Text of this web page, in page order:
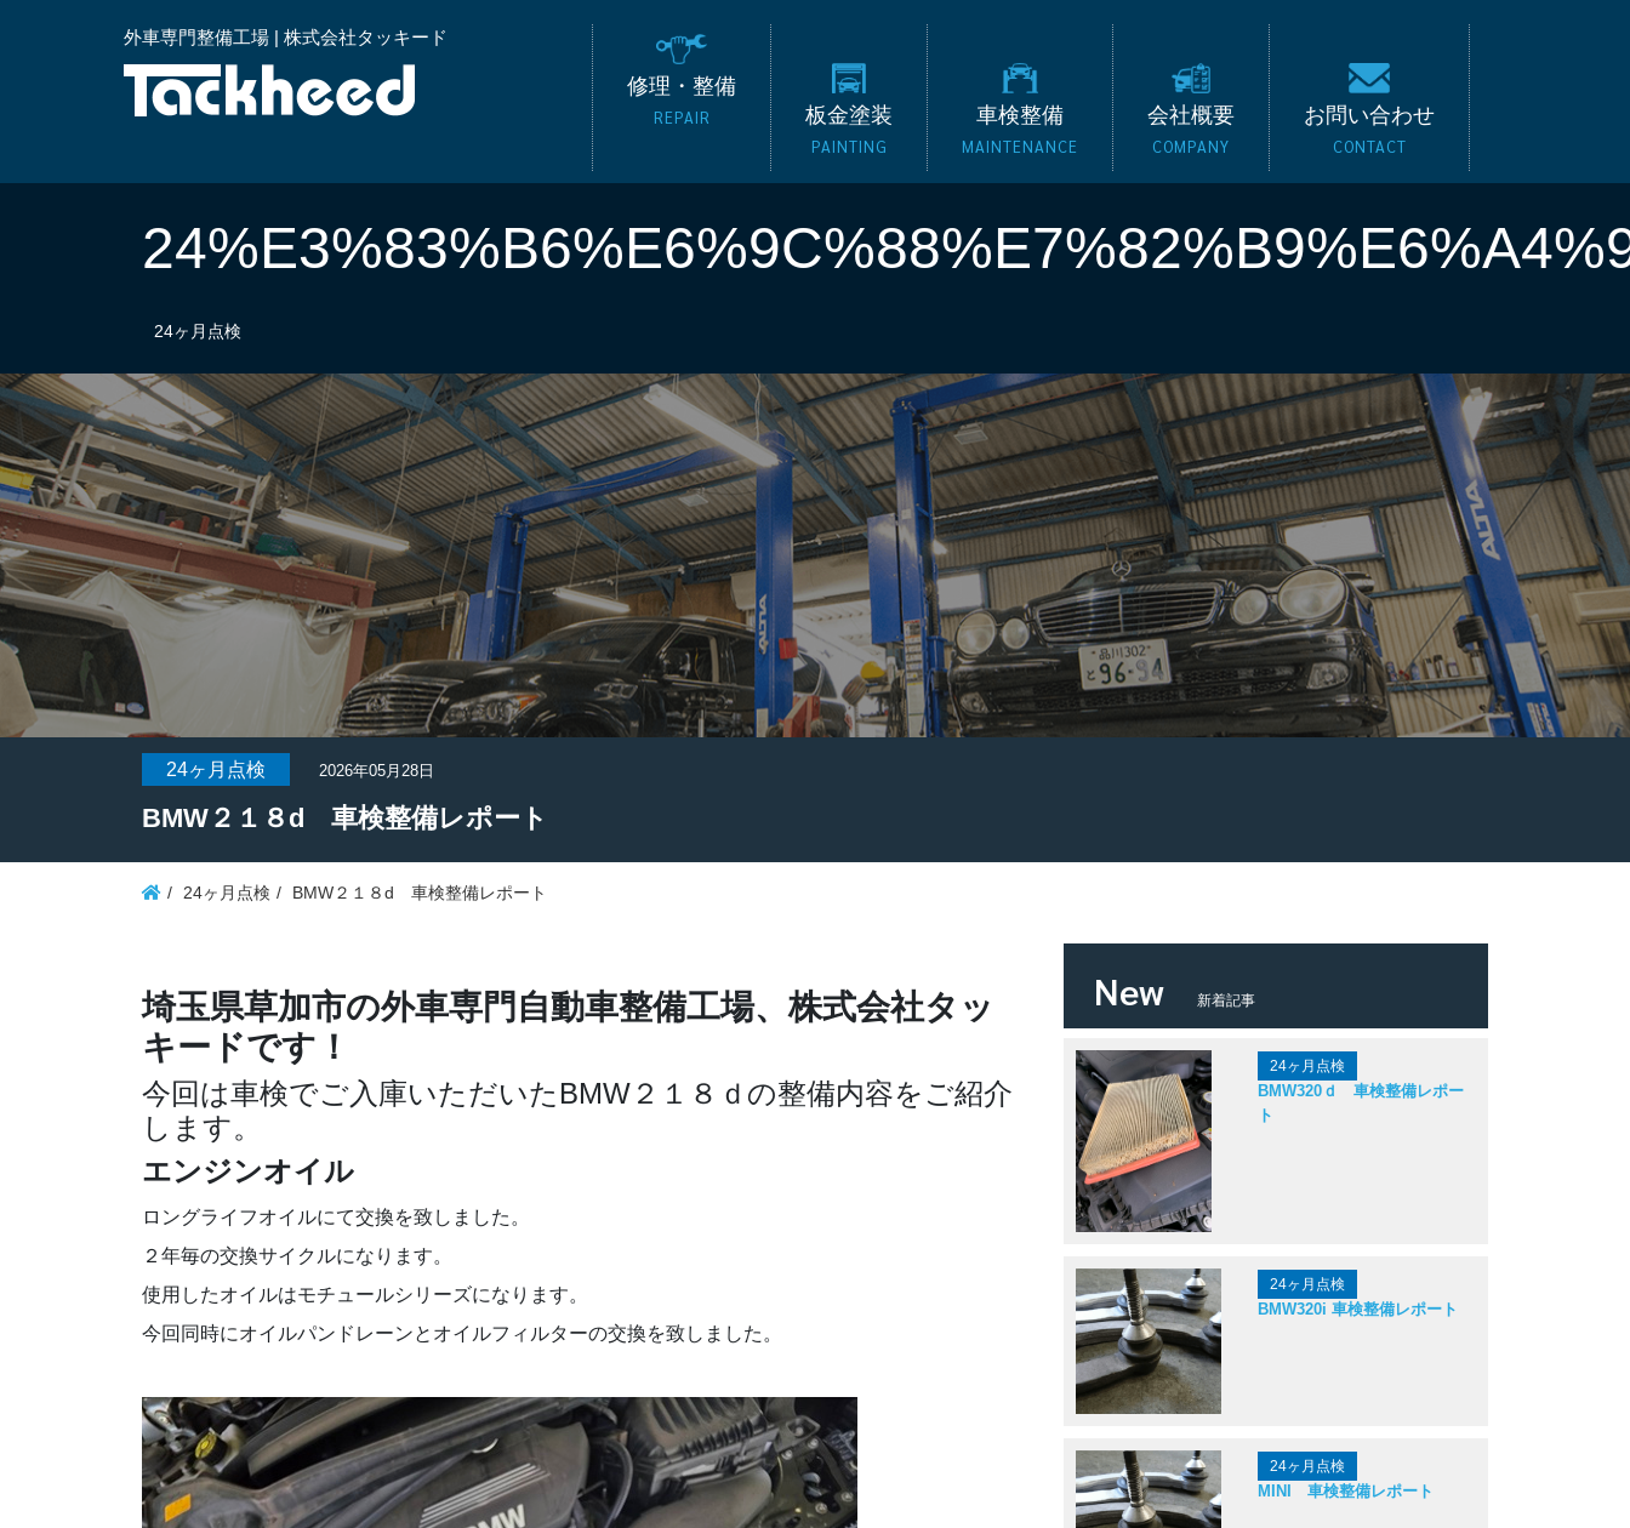
外車専門整備工場 | 株式会社タッキード
横浜の外車専門整備工場 タッキード｜BMW・ベンツ
修理・整備
REPAIR 板金塗装
PAINTING
車検整備
MAINTENANCE
会社概要
COMPANY
お問い合わせ
CONTACT
24ヶ月点検
24ヶ月点検 2026年05月28日
BMW２１８d 車検整備レポート
24ヶ月点検 BMW２１８d 車検整備レポート
埼玉県草加市の外車専門自動車整備工場、株式会社タッ
キードです！
今回は車検でご入庫いただいたBMW２１８ｄの整備内容をご紹介
します。
エンジンオイル
ロングライフオイルにて交換を致しました。
２年毎の交換サイクルになります。
使用したオイルはモチュールシリーズになります。
今回同時にオイルパンドレーンとオイルフィルターの交換を致しました。
New 新着記事
24ヶ月点検
BMW320ｄ 車検整備レポー
ト
24ヶ月点検
BMW320i 車検整備レポート
24ヶ月点検
MINI 車検整備レポート